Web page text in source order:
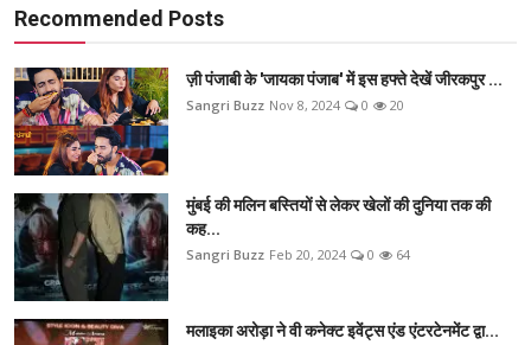
Recommended Posts
ज़ी पंजाबी के 'जायका पंजाब' में इस हफ्ते देखें जीरकपुर ...
Sangri Buzz Nov 8, 2024 0 20
मुंबई की मलिन बस्तियों से लेकर खेलों की दुनिया तक की
कह...
Sangri Buzz Feb 20, 2024 0 64
मलाइका अरोड़ा ने वी कनेक्ट इवेंट्स एंड एंटरटेनमेंट द्वा...